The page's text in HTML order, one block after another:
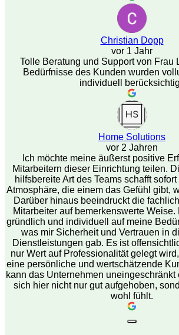
Christian Dopp
vor 1 Jahr
Tolle Beratung und Support von Frau
Bedürfnisse des Kunden wurden
individuell
Home Solutions
vor 2 Jahren
Ich möchte meine äußerst positive
Mitarbeitern dieser Einrichtung teilen.
hilfsbereite Art des Teams schafft
Atmosphäre, die einem das Gefühl gibt,
Darüber hinaus beeindruckt die
Mitarbeiter auf bemerkenswerte
gründlich und individuell auf meine
was mir Sicherheit und Vertrauen in
Dienstleistungen gab. Es ist
nur Wert auf Professionalität gelegt
eine persönliche und wertschätzende
kann das Unternehmen uneingeschränkt
sich hier nicht nur gut aufgehoben,
wohl fühlt.